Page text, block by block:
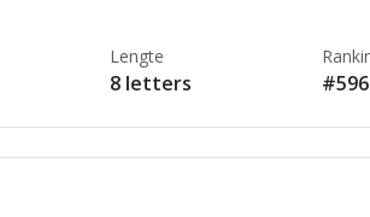
Lengte
8 letters